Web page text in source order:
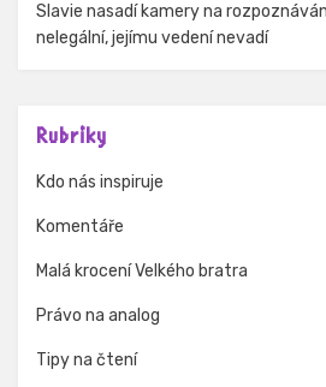
Slavie nasadí kamery na
nelegální, jejímu vedení nevadí
Rubriky
Kdo nás inspiruje
Komentáře
Malá krocení Velkého bratra
Právo na analog
Tipy na čtení